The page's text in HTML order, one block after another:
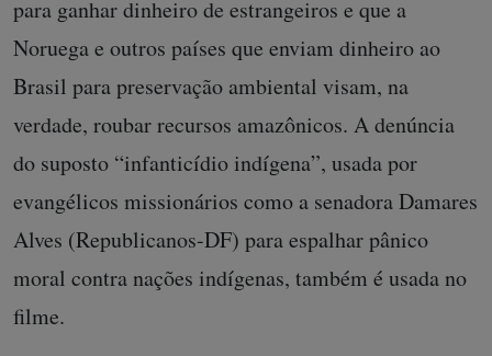
para ganhar dinheiro de estrangeiros e que a
Noruega e outros países que enviam dinheiro ao
Brasil para preservação ambiental visam, na
verdade, roubar recursos amazônicos. A denúncia
do suposto “infanticídio indígena”, usada por
evangélicos missionários como a senadora Damares
Alves (Republicanos-DF) para espalhar pânico
moral contra nações indígenas, também é usada no
filme.